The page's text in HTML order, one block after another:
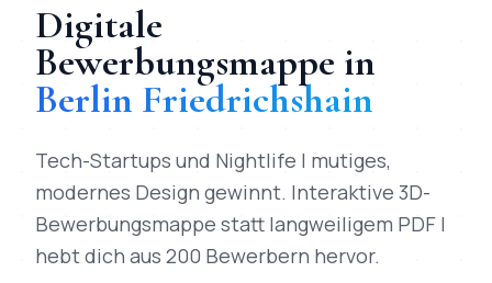
Digitale
Bewerbungsmappe in
Berlin Friedrichshain
Tech-Startups und Nightlife | mutiges,
modernes Design gewinnt. Interaktive 3D-
Bewerbungsmappe statt langweiligem PDF |
hebt dich aus 200 Bewerbern hervor.